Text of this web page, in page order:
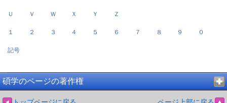
Ｕ Ｖ Ｗ Ｘ Ｙ Ｚ
１ ２ ３ ４ ５ ６ ７ ８ ９ ０
記号
碩学のページの著作権